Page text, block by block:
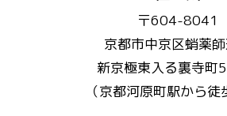
〒604-8041
京都市中京区蛸薬
新京極東入る裏寺町
（京都河原町駅から徒